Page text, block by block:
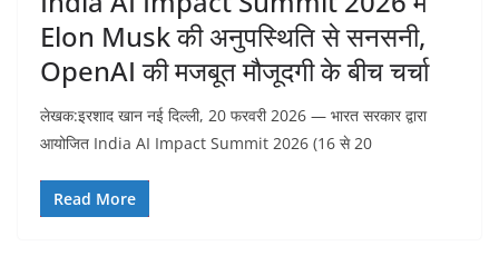
Elon Musk की अनुपस्थिति से सनसनी,
OpenAI की मजबूत मौजूदगी के बीच चर्चा
लेखक:इरशाद खान नई दिल्ली, 20 फरवरी 2026 — भारत सरकार द्वारा
आयोजित India AI Impact Summit 2026 (16 से 20
Read More